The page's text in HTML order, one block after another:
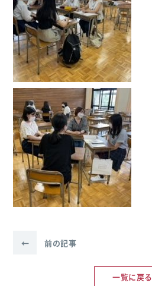
← 前の記事
一覧に戻る